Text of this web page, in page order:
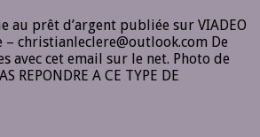
au prêt d’argent publiée sur VIADEO
– christianleclere@outlook.com De
avec cet email sur le net. Photo de
REPONDRE A CE TYPE DE